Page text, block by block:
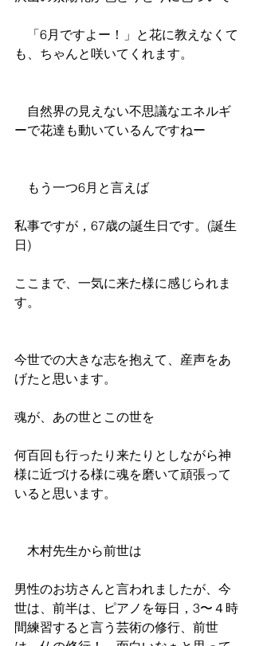
「6月ですよー！」と花に教えなくて
も、ちゃんと咲いてくれます。
自然界の見えない不思議なエネルギ
ーで花達も動いているんですねー
もう一つ6月と言えば
私事ですが，67歳の誕生日です。(誕生
日)
ここまで、一気に来た様に感じられま
す。
今世での大きな志を抱えて、産声をあ
げたと思います。
魂が、あの世とこの世を
何百回も行ったり来たりとしながら神
様に近づける様に魂を磨いて頑張って
いると思います。
木村先生から前世は
男性のお坊さんと言われましたが、今
世は、前半は、ピアノを毎日，3〜４時
間練習すると言う芸術の修行、前世